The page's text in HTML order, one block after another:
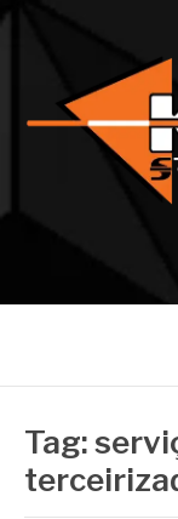
Pular
BLOG
Referência em
Tag: